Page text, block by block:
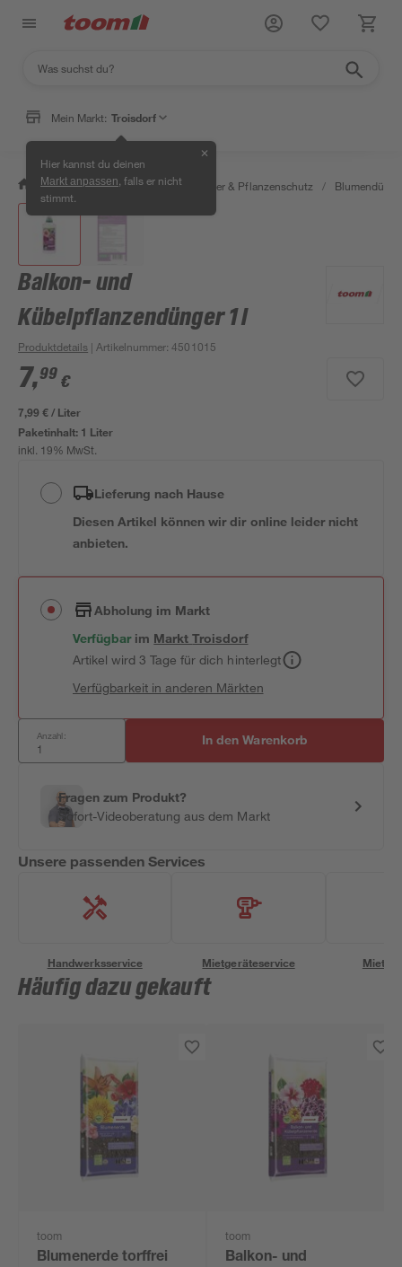
Mein Markt: Troisdorf
Hier kannst du deinen
Markt anpassen , falls er nicht
stimmt.
✕
/ Garten & Freizeit / Erden, Dünger & Pflanzenschutz /
Balkon- und
Kübelpflanzendünger 1 l
Produktdetails | Artikelnummer:4501015
7,99 €
7,99 € / Liter
Paketinhalt: 1 Liter
inkl. 19% MwSt.
Lieferung nach Hause
Diesen Artikel können wir dir online leider nicht
anbieten.
Abholung im Markt
Verfügbar im MarktTroisdorf
Artikel wird 3 Tage für dich hinterlegt
Verfügbarkeit in anderen Märkten
Anzahl: In den Warenkorb
Fragen zum Produkt?
Sofort-Videoberatung aus dem Markt
Unsere passenden Services
Handwerksservice Mietgeräteservice
Häufig dazu gekauft
toom
Blumenerde torffrei
toom
Balkon- und